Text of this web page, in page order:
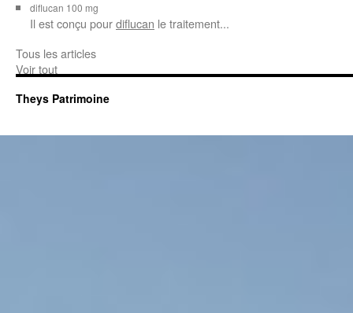
diflucan 100 mg
Il est conçu pourdiflucan le traitement...
Tous les articles
Voir tout
Theys Patrimoine